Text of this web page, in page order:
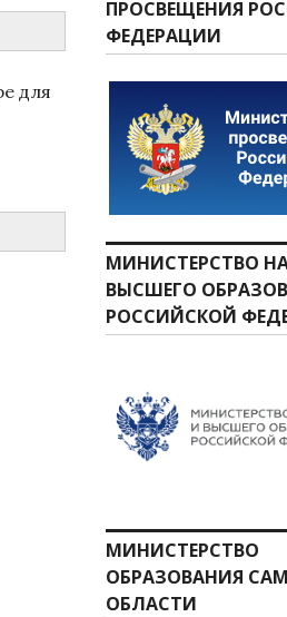
для
ПРОСВЕЩЕНИЯ
ФЕДЕРАЦИИ
МИНИСТЕРСТВО
ВЫСШЕГО
РОССИЙСКОЙ
МИНИСТЕРСТВО
ОБРАЗОВАНИЯ
ОБЛАСТИ